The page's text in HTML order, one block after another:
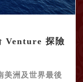
Venture 探險
美洲及世界最後